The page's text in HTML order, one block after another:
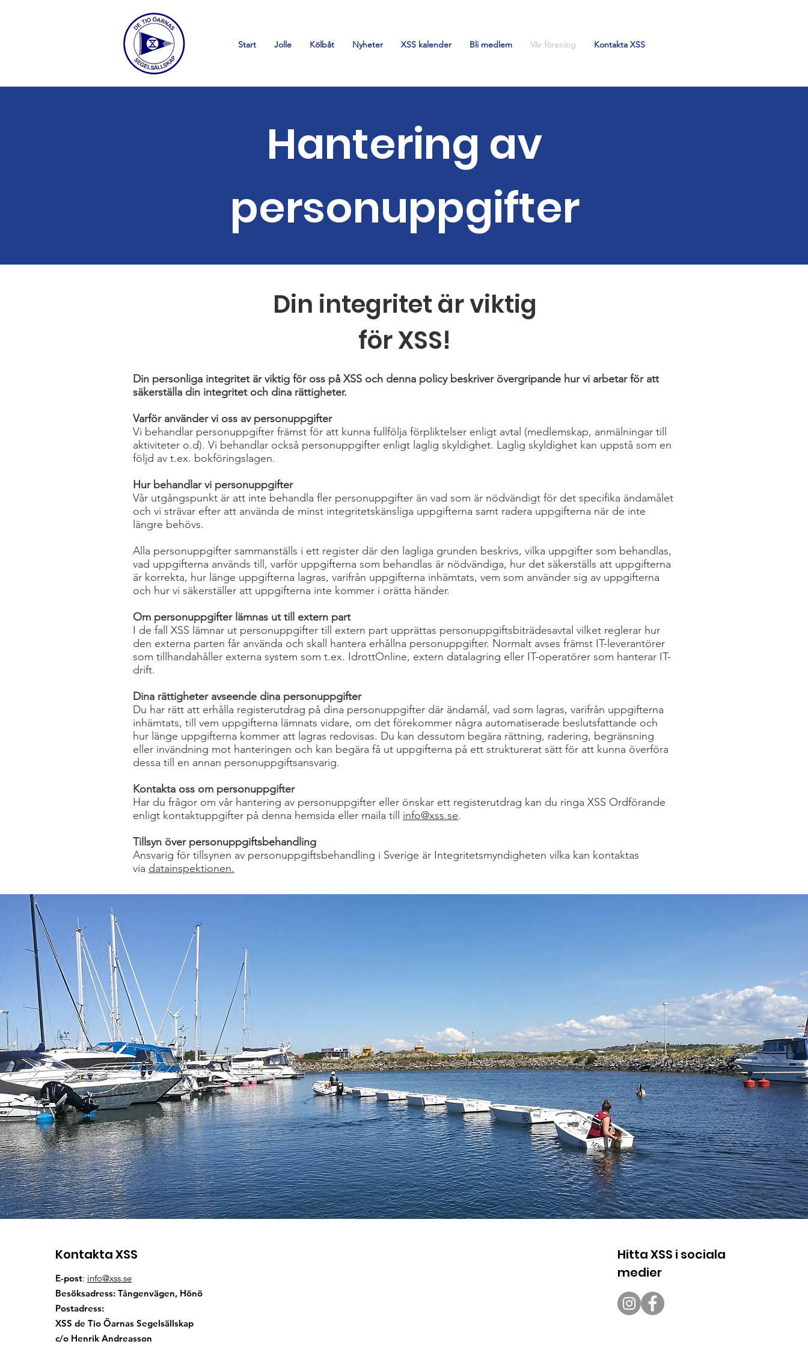
Start Jolle Kölbåt Nyheter XSS kalender Bli medlem Vår förening Kontakta XSS
Hantering av
personuppgifter
Din integritet är viktig
för XSS!
Din personliga integritet är viktig för oss på XSS och denna policy beskriver övergripande hur vi arbetar för att
säkerställa din integritet och dina rättigheter.
Varför använder vi oss av personuppgifter
Vi behandlar personuppgifter främst för att kunna fullfölja förpliktelser enligt avtal (medlemskap, anmälningar till
aktiviteter o.d). Vi behandlar också personuppgifter enligt laglig skyldighet. Laglig skyldighet kan uppstå som en
följd av t.ex. bokföringslagen.
Hur behandlar vi personuppgifter
Vår utgångspunkt är att inte behandla fler personuppgifter än vad som är nödvändigt för det specifika ändamålet
och vi strävar efter att använda de minst integritetskänsliga uppgifterna samt radera uppgifterna när de inte
längre behövs.
Alla personuppgifter sammanställs i ett register där den lagliga grunden beskrivs, vilka uppgifter som behandlas,
vad uppgifterna används till, varför uppgifterna som behandlas är nödvändiga, hur det säkerställs att uppgifterna
är korrekta, hur länge uppgifterna lagras, varifrån uppgifterna inhämtats, vem som använder sig av uppgifterna
och hur vi säkerställer att uppgifterna inte kommer i orätta händer.
Om personuppgifter lämnas ut till extern part
I de fall XSS lämnar ut personuppgifter till extern part upprättas personuppgiftsbiträdesavtal vilket reglerar hur
den externa parten får använda och skall hantera erhållna personuppgifter. Normalt avses främst IT-leverantörer
som tillhandahåller externa system som t.ex. IdrottOnline, extern datalagring eller IT-operatörer som hanterar IT-
drift.
Dina rättigheter avseende dina personuppgifter
Du har rätt att erhålla registerutdrag på dina personuppgifter där ändamål, vad som lagras, varifrån uppgifterna
inhämtats, till vem uppgifterna lämnats vidare, om det förekommer några automatiserade beslutsfattande och
hur länge uppgifterna kommer att lagras redovisas. Du kan dessutom begära rättning, radering, begränsning
eller invändning mot hanteringen och kan begära få ut uppgifterna på ett strukturerat sätt för att kunna överföra
dessa till en annan personuppgiftsansvarig.
Kontakta oss om personuppgifter
Har du frågor om vår hantering av personuppgifter eller önskar ett registerutdrag kan du ringa XSS Ordförande
enligt kontaktuppgifter på denna hemsida eller maila till info@xss.se.
Tillsyn över personuppgiftsbehandling
Ansvarig för tillsynen av personuppgiftsbehandling i Sverige är Integritetsmyndigheten vilka kan kontaktas
via datainspektionen.
Kontakta XSS
E-post: info@xss.se
Besöksadress: Tångenvägen, Hönö
Postadress:
XSS de Tio Öarnas Segelsällskap
c/o Henrik Andreasson
Hitta XSS i sociala
medier